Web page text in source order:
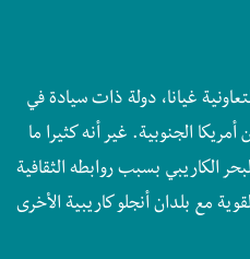
غيانا، دولة ذات سيادة في
أمريكا الجنوبية. غير أنه كثيرا ما
الكاريبي بسبب روابطه الثقافية
مع بلدان أنجلو كاريبية الأخرى